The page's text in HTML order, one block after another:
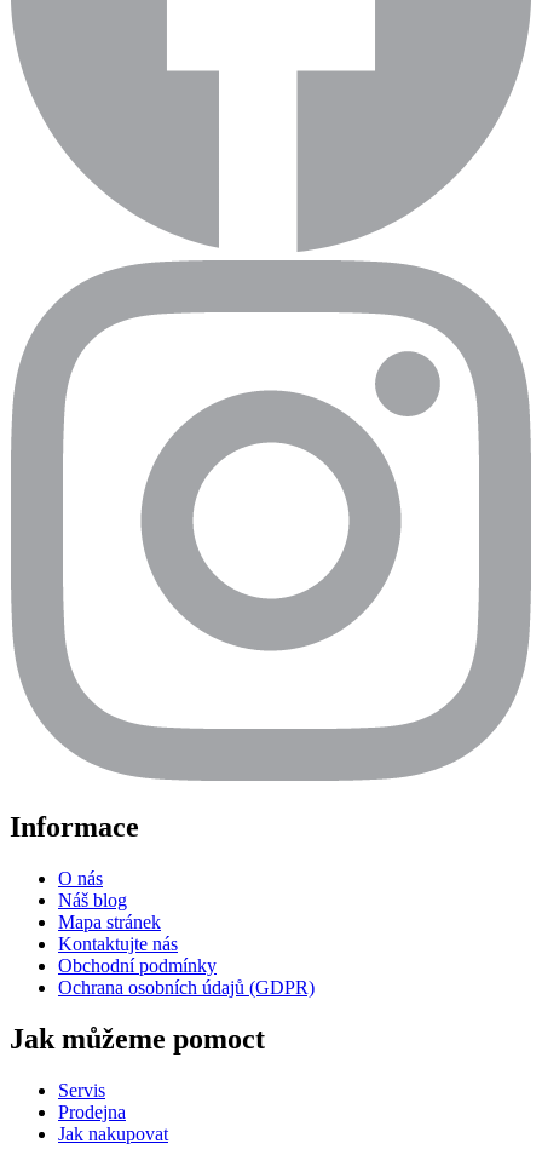
Informace
O nás
Náš blog
Mapa stránek
Kontaktujte nás
Obchodní podmínky
Ochrana osobních údajů (GDPR)
Jak můžeme pomoct
Servis
Prodejna
Jak nakupovat